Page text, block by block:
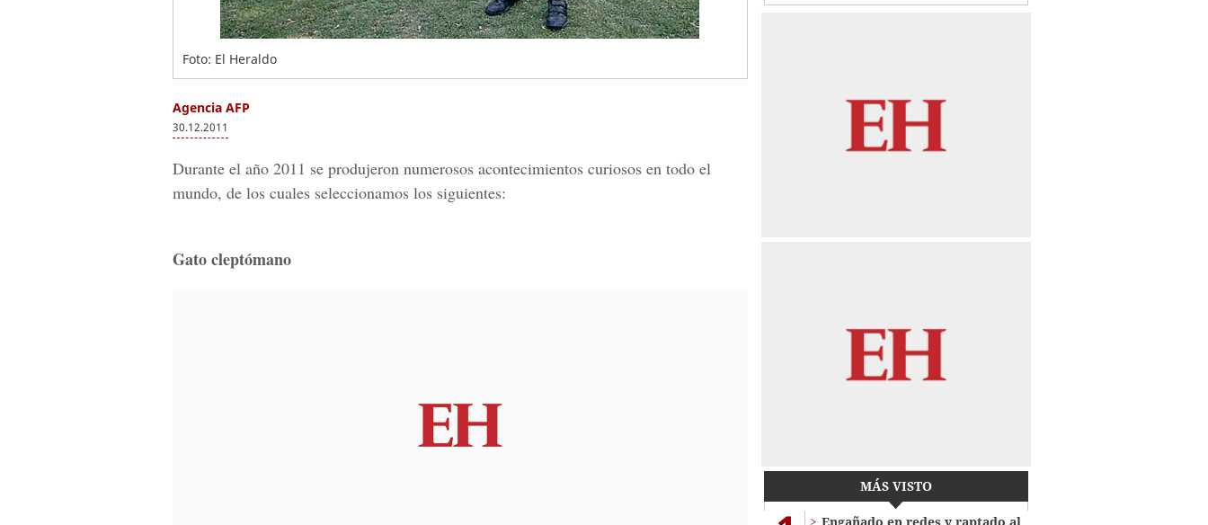
Foto: El Heraldo
Agencia AFP
30.12.2011
Durante el año 2011 se produjeron numerosos acontecimientos curiosos en todo el
mundo, de los cuales seleccionamos los siguientes:
Gato cleptómano
MÁS VISTO